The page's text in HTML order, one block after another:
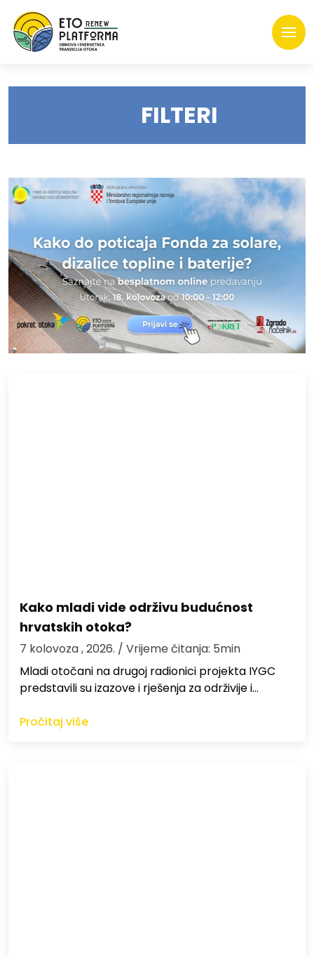
FILTERI
Kako mladi vide održivu budućnost
hrvatskih otoka?
7 kolovoza , 2026. / Vrijeme čitanja: 5min
Mladi otočani na drugoj radionici projekta IYGC
predstavili su izazove i rješenja za održivije i…
Pročitaj više